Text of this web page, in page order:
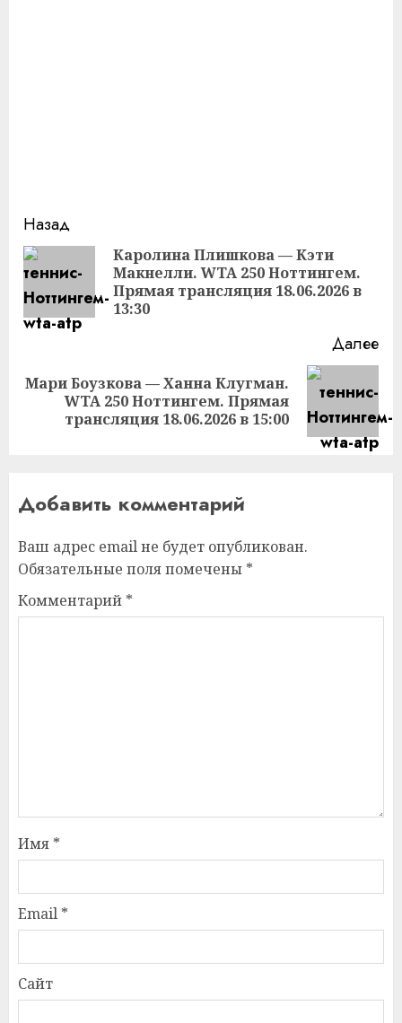
Продолжить
чтение
Назад
Каролина Плишкова — Кэти
Макнелли. WTA 250 Ноттингем.
Прямая трансляция 18.06.2026 в
13:30
Далее
Следующая
запись:
Мари Боузкова — Ханна Клугман.
WTA 250 Ноттингем. Прямая
трансляция 18.06.2026 в 15:00
Добавить комментарий
Ваш адрес email не будет опубликован.
Обязательные поля помечены *
Комментарий *
Имя *
Email *
Сайт